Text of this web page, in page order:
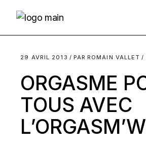
29 AVRIL 2013 PAR ROMAIN VALLET
ORGASME
TOUS AVEC